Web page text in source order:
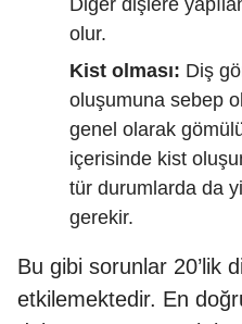
olur.
Kist olması: Diş
oluşumuna sebep
genel olarak
içerisinde kist
tür durumlarda da
gerekir.
Bu gibi sorunlar 20’lik
etkilemektedir. En